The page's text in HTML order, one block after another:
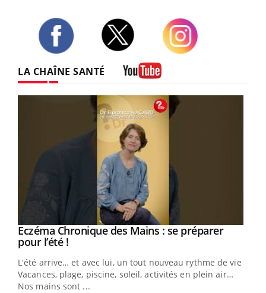
LA CHAÎNE SANTÉ
Youtube
Eczéma Chronique des Mains : se préparer
pour l’été !Youtube
L'été arrive… et avec lui, un tout nouveau rythme de vie !
Vacances, plage, piscine, soleil, activités en plein air…
Nos mains sont ...